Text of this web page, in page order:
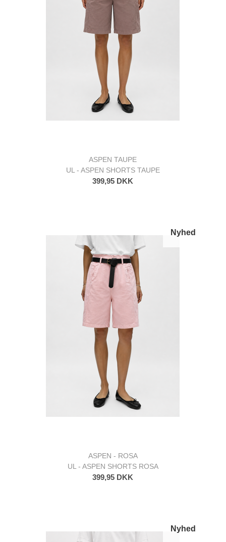
ASPEN TAUPE
UL - ASPEN SHORTS TAUPE
399,95 DKK
Nyhed
ASPEN - ROSA
UL - ASPEN SHORTS ROSA
399,95 DKK
Nyhed